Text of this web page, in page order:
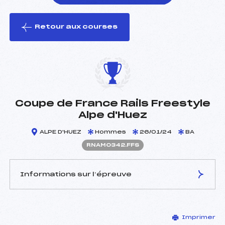
le ski
Retour aux courses
Coupe de France Rails Freestyle
Alpe d'Huez
ALPE D'HUEZ Hommes 26/01/24 BA
RNAM0342.FFS
Informations sur l’épreuve
BRAY BERNARD (AP)
Imprimer